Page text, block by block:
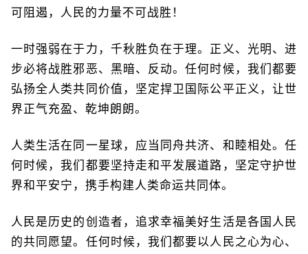
可阻遏，人民的力量不可战胜！
一时强弱在于力，千秋胜负在于理。正义、光明、进
步必将战胜邪恶、黑暗、反动。任何时候，我们都要
弘扬全人类共同价值，坚定捍卫国际公平正义，让世
界正气充盈、乾坤朗朗。
人类生活在同一星球，应当同舟共济、和睦相处。任
何时候，我们都要坚持走和平发展道路，坚定守护世
界和平安宁，携手构建人类命运共同体。
人民是历史的创造者，追求幸福美好生活是各国人民
的共同愿望。任何时候，我们都要以人民之心为心、